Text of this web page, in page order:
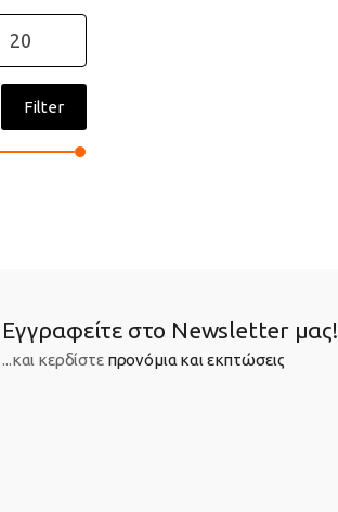
price
price
Filter
Εγγραφείτε στο Newsletter μας!
...και κερδίστε προνόμια και εκπτώσεις